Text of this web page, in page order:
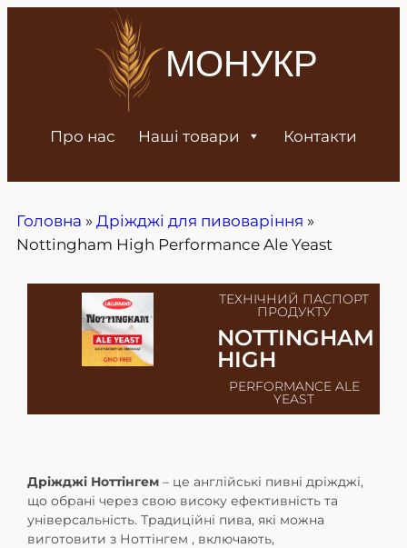
МОНУКР
Про нас Наші товари Контакти
Головна » Дріжджі для пивоваріння »
Nottingham High Performance Ale Yeast
ТЕХНІЧНИЙ ПАСПОРТ
ПРОДУКТУ
NOTTINGHAM
HIGH
PERFORMANCE ALE
YEAST
Дріжджі Ноттінгем– це англійські пивні дріжджі,
що обрані через свою високу ефективність та
універсальність. Традиційні пива, які можна
виготовити з Ноттінгем , включають,